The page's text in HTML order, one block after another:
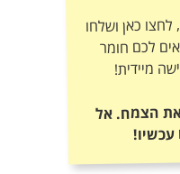
כאן ושלחו
לכם חומר
מיידית!
את הצמח. אל
עכשיו!